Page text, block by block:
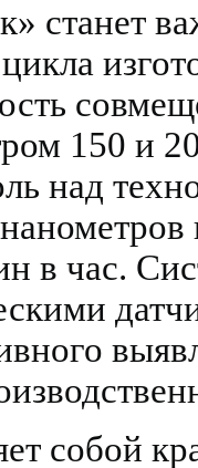
станет
150 и
над
в час.
собой